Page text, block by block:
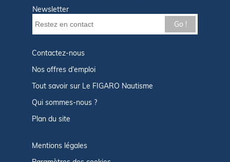
Newsletter
Go !
Contactez-nous
Nos offres d'emploi
Tout savoir sur Le FIGARO Nautisme
Qui sommes-nous ?
Plan du site
Mentions légales